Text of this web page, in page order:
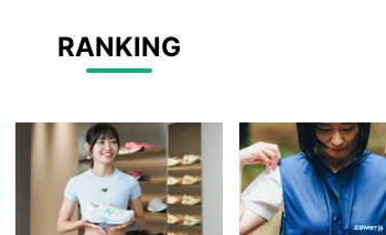
RANKING